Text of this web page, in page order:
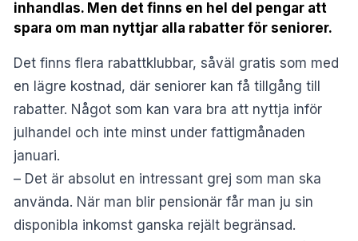
inhandlas. Men det finns en hel del pengar att
spara om man nyttjar alla rabatter för seniorer.
Det finns flera rabattklubbar, såväl gratis som med
en lägre kostnad, där seniorer kan få tillgång till
rabatter. Något som kan vara bra att nyttja inför
julhandel och inte minst under fattigmånaden
januari.
– Det är absolut en intressant grej som man ska
använda. När man blir pensionär får man ju sin
disponibla inkomst ganska rejält begränsad.